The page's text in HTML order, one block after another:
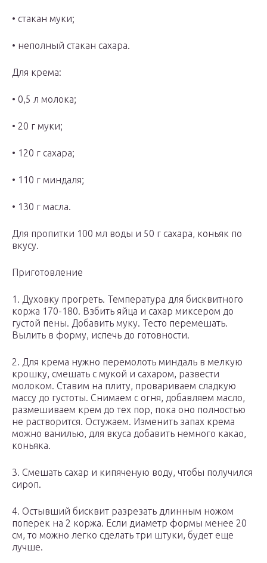
• стакан муки;
• неполный стакан сахара.
Для крема:
• 0,5 л молока;
• 20 г муки;
• 120 г сахара;
• 110 г миндаля;
• 130 г масла.
Для пропитки 100 мл воды и 50 г сахара, коньяк по
вкусу.
Приготовление
1. Духовку прогреть. Температура для бисквитного
коржа 170-180. Взбить яйца и сахар миксером до
густой пены. Добавить муку. Тесто перемешать.
Вылить в форму, испечь до готовности.
2. Для крема нужно перемолоть миндаль в мелкую
крошку, смешать с мукой и сахаром, развести
молоком. Ставим на плиту, провариваем сладкую
массу до густоты. Снимаем с огня, добавляем масло,
размешиваем крем до тех пор, пока оно полностью
не растворится. Остужаем. Изменить запах крема
можно ванилью, для вкуса добавить немного какао,
коньяка.
3. Смешать сахар и кипяченую воду, чтобы получился
сироп.
4. Остывший бисквит разрезать длинным ножом
поперек на 2 коржа. Если диаметр формы менее 20
см, то можно легко сделать три штуки, будет еще
лучше.